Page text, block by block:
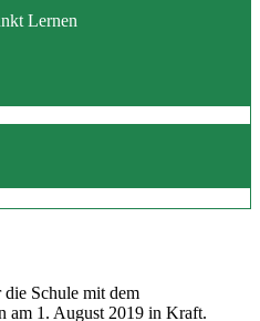
Lernen
Schule mit dem
am 1. August 2019 in Kraft.